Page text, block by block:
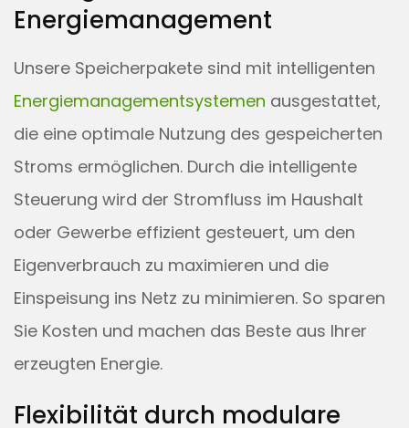
Energiemanagement
Unsere Speicherpakete sind mit intelligenten
Energiemanagementsystemen ausgestattet,
die eine optimale Nutzung des gespeicherten
Stroms ermöglichen. Durch die intelligente
Steuerung wird der Stromfluss im Haushalt
oder Gewerbe effizient gesteuert, um den
Eigenverbrauch zu maximieren und die
Einspeisung ins Netz zu minimieren. So sparen
Sie Kosten und machen das Beste aus Ihrer
erzeugten Energie.
Flexibilität durch modulare